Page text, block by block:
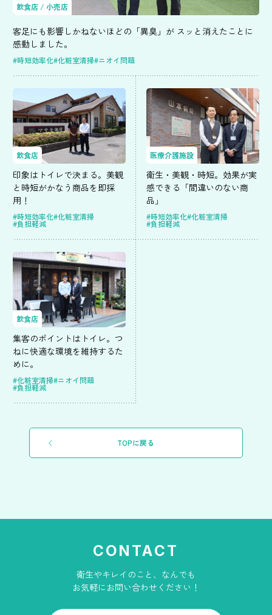
飲食店 / 小売店
客足にも影響しかねないほどの「異臭」が スッと消えたことに
感動しました。
#時短効率化#化粧室清掃#ニオイ問題
飲食店
印象はトイレで決まる。美観
と時短がかなう商品を即採
用！
#時短効率化#化粧室清掃
#負担軽減
医療介護施設
衛生・美観・時短。効果が実
感できる「間違いのない商
品」
#時短効率化#化粧室清掃
#負担軽減
飲食店
集客のポイントはトイレ。つ
ねに快適な環境を維持するた
めに。
#化粧室清掃#ニオイ問題
#負担軽減
TOPに戻る
CONTACT
衛生やキレイのこと、なんでも
お気軽にお問い合わせください！